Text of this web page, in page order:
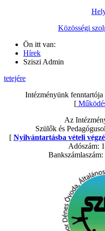
Közösségi
Ön itt van:
Hírek
Sziszi Admin
tetejére
Intézményünk fenntartója
[
Az
Szülők és
[ Nyilvántartásba vételi
Adószám: